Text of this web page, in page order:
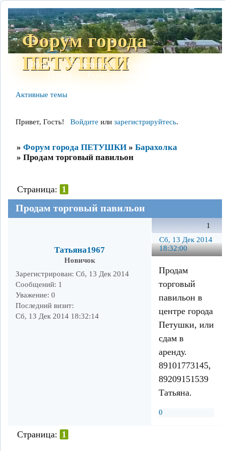
Форум города
ПЕТУШКИ
Форум Участники Сайт
Поиск
Регистрация
Активные темы
Привет, Гость! Войдите или зарегистрируйтесь.
» Форум города ПЕТУШКИ » Барахолка
» Продам торговый павильон
Продам торговый павильон
Страница: 1
1
Сб, 13 Дек 2014
18:32:00
Татьяна1967
Новичок
Зарегистрирован: Сб, 13 Дек 2014
Сообщений: 1
Уважение: 0
Последний визит:
Сб, 13 Дек 2014 18:32:14
Продам
торговый
павильон в
центре города
Петушки, или
сдам в
аренду.
89101773145,
89209151539
Татьяна.
0
Страница: 1